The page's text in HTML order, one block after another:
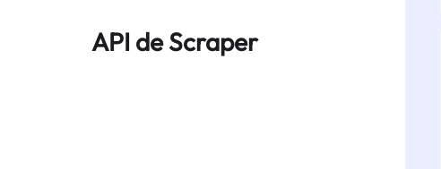
API de Scraper